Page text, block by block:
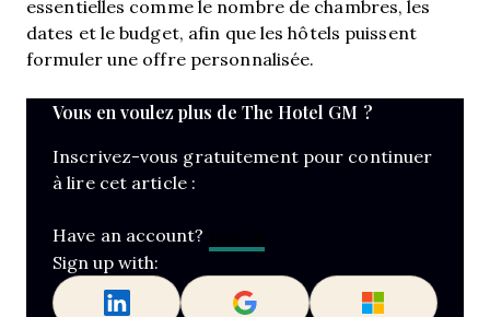
essentielles comme le nombre de chambres, les
dates et le budget, afin que les hôtels puissent
formuler une offre personnalisée.
Vous en voulez plus de The Hotel GM ?
Inscrivez-vous gratuitement pour continuer
à lire cet article :
Have an account?
Sign up with: